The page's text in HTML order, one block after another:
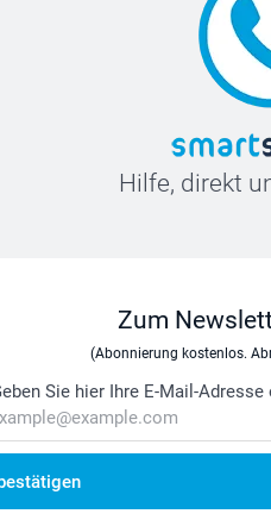
Hilfe, direkt
Zum
(Abonnierung kostenlos.
Sie hier Ihre E-Mail-Adresse